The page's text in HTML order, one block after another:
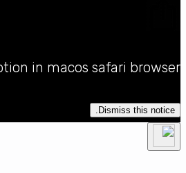
in macos safari browser
Dismiss this notice.